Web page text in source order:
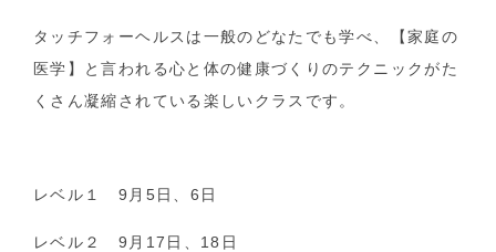
タッチフォーヘルスは一般のどなたでも学べ、【家庭の
医学】と言われる心と体の健康づくりのテクニックがた
くさん凝縮されている楽しいクラスです。
レベル１ 9月5日、6日
レベル２ 9月17日、18日